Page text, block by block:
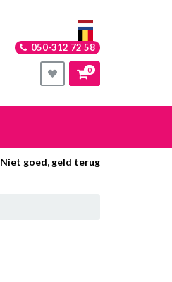
050-312 72 58
0
Niet goed, geld terug